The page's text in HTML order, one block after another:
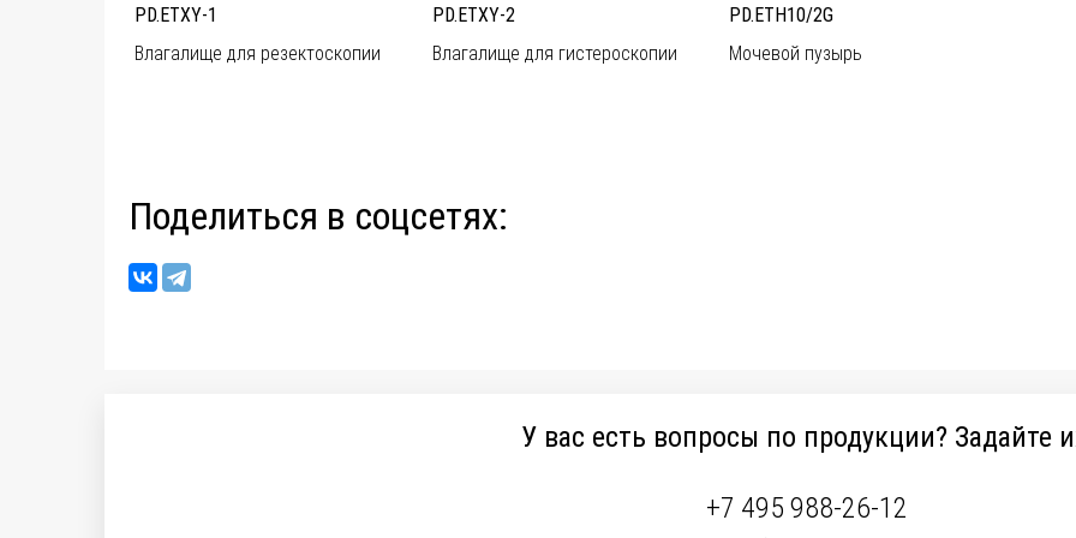
PD.ETXY-1 PD.ETXY-2
PD.ETH10/2G
Влагалище для резектоскопии
Влагалище для гистероскопии Мочевой пузырь
Поделиться в соцсетях:
У вас есть вопросы по продукции? Задайте
+7 495 988-26-12